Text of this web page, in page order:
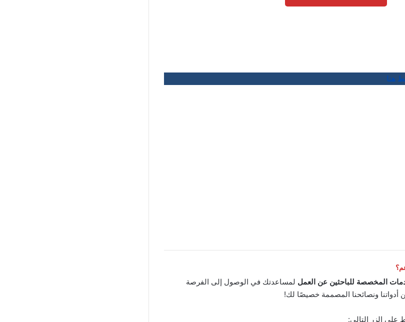
هنا
المخصصة للباحثين عن العمل لمساعدتك في الوصول إلى الفرصة
أدواتنا ونصائحنا المصممة خصيصًا لك!
على الزر التالي: